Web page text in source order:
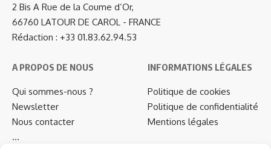
2 Bis A Rue de la Coume d’Or,
66760 LATOUR DE CAROL - FRANCE
Rédaction : +33 01.83.62.94.53
A PROPOS DE NOUS
Qui sommes-nous ?
Newsletter
Nous contacter
…
INFORMATIONS LÉGALES
Politique de cookies
Politique de confidentialité
Mentions légales